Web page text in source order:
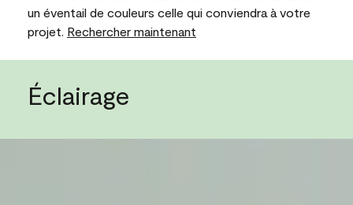
un éventail de couleurs celle qui conviendra à votre
projet. Rechercher maintenant
Éclairage